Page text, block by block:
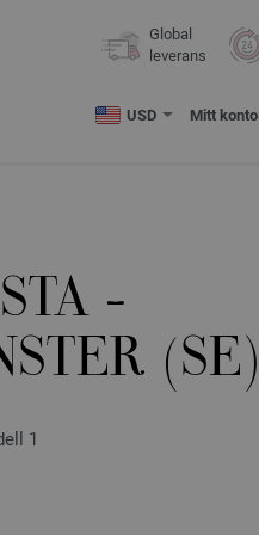
Global
leverans
USD Mitt konto
-
(SE)
1